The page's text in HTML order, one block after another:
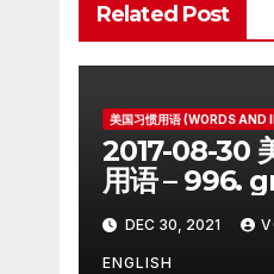
Related Post
美国习惯用语 (WORDS AND
2017-08-30
用语 – 996.
DEC 30, 2021
ENGLISH